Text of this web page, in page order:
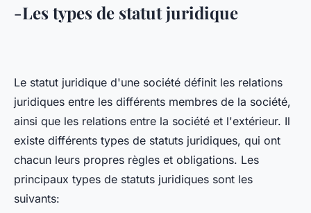
-Les types de statut juridique
Le statut juridique d'une société définit les relations
juridiques entre les différents membres de la société,
ainsi que les relations entre la société et l'extérieur. Il
existe différents types de statuts juridiques, qui ont
chacun leurs propres règles et obligations. Les
principaux types de statuts juridiques sont les
suivants: